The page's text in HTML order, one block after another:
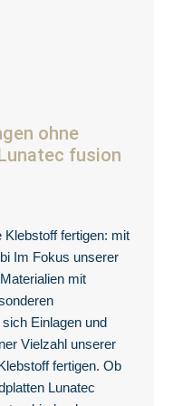
ohne
fusion
Klebstoff fertigen: mit
Im Fokus unserer
mit
Einlagen und
Vielzahl unserer
fertigen. Ob
Lunatec